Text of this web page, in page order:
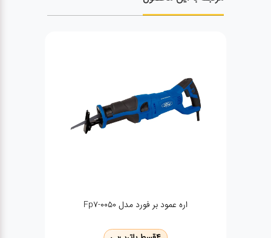
اره عمود بر فورد مدل Fp7-0050